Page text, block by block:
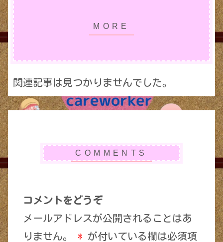
関連記事は見つかりませんでした。
コメントをどうぞ
メールアドレスが公開されることはあ
りません。
* が付いている欄は必須項